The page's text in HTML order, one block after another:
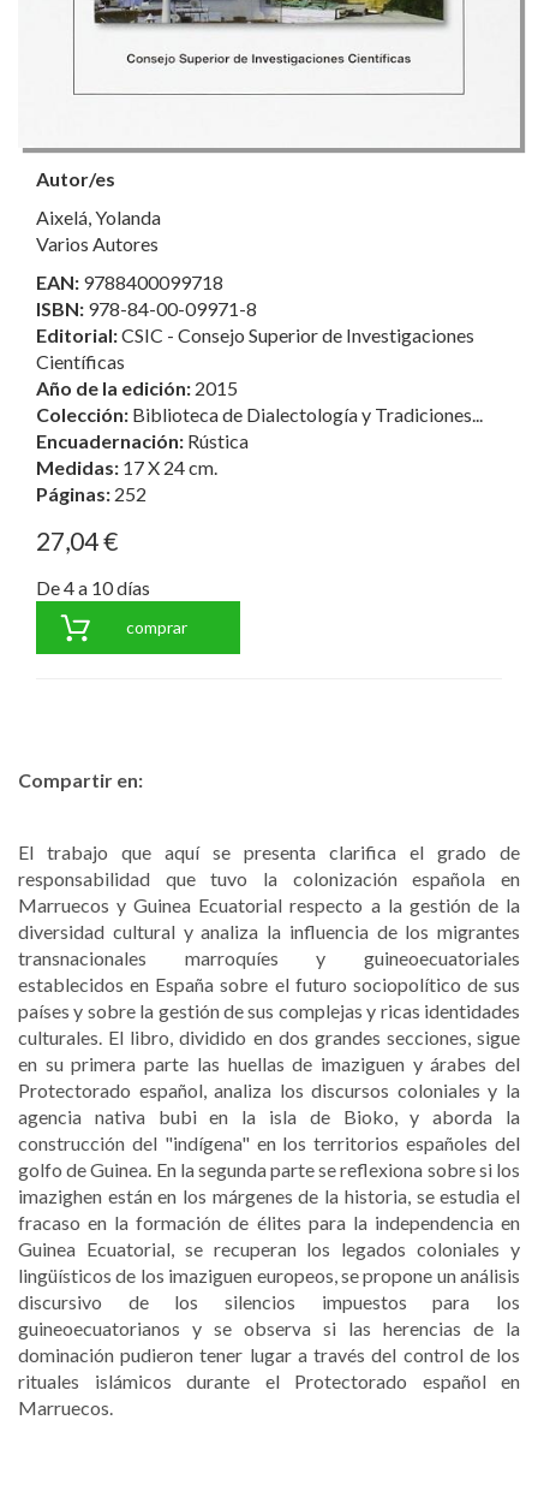
Autor/es
Aixelá, Yolanda
Varios Autores
EAN: 9788400099718
ISBN: 978-84-00-09971-8
Editorial:CSIC - Consejo Superior de Investigaciones
Científicas
Año de la edición: 2015
Colección: Biblioteca de Dialectología y Tradiciones...
Encuadernación: Rústica
Medidas: 17 X 24 cm.
Páginas: 252
27,04 €
De 4 a 10 días
comprar
Compartir en:
El trabajo que aquí se presenta clarifica el grado de
responsabilidad que tuvo la colonización española en
Marruecos y Guinea Ecuatorial respecto a la gestión de la
diversidad cultural y analiza la influencia de los migrantes
transnacionales marroquíes y guineoecuatoriales
establecidos en España sobre el futuro sociopolítico de sus
países y sobre la gestión de sus complejas y ricas identidades
culturales. El libro, dividido en dos grandes secciones, sigue
en su primera parte las huellas de imaziguen y árabes del
Protectorado español, analiza los discursos coloniales y la
agencia nativa bubi en la isla de Bioko, y aborda la
construcción del "indígena" en los territorios españoles del
golfo de Guinea. En la segunda parte se reflexiona sobre si los
imazighen están en los márgenes de la historia, se estudia el
fracaso en la formación de élites para la independencia en
Guinea Ecuatorial, se recuperan los legados coloniales y
lingüísticos de los imaziguen europeos, se propone un análisis
discursivo de los silencios impuestos para los
guineoecuatorianos y se observa si las herencias de la
dominación pudieron tener lugar a través del control de los
rituales islámicos durante el Protectorado español en
Marruecos.